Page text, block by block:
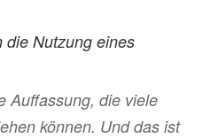
die Nutzung eines
Auffassung, die viele
können. Und das ist